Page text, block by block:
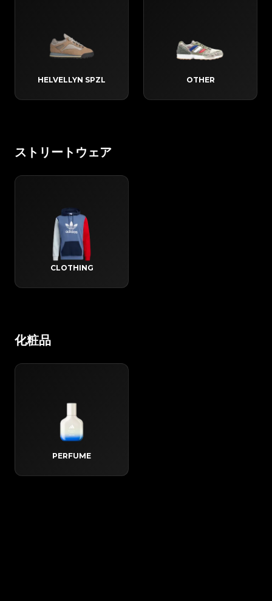
HELVELLYN SPZL OTHER
ストリートウェア
CLOTHING
化粧品
PERFUME